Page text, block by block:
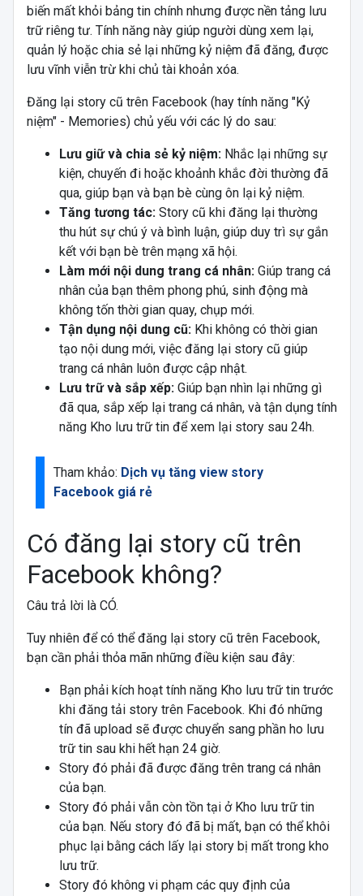
biến mất khỏi bảng tin chính nhưng được nền tảng lưu
trữ riêng tư. Tính năng này giúp người dùng xem lại,
quản lý hoặc chia sẻ lại những kỷ niệm đã đăng, được
lưu vĩnh viễn trừ khi chủ tài khoản xóa.
Đăng lại story cũ trên Facebook (hay tính năng "Kỷ
niệm" - Memories) chủ yếu với các lý do sau:
Lưu giữ và chia sẻ kỷ niệm: Nhắc lại những sự
kiện, chuyến đi hoặc khoảnh khắc đời thường đã
qua, giúp bạn và bạn bè cùng ôn lại kỷ niệm.
Tăng tương tác: Story cũ khi đăng lại thường
thu hút sự chú ý và bình luận, giúp duy trì sự gắn
kết với bạn bè trên mạng xã hội.
Làm mới nội dung trang cá nhân: Giúp trang cá
nhân của bạn thêm phong phú, sinh động mà
không tốn thời gian quay, chụp mới.
Tận dụng nội dung cũ: Khi không có thời gian
tạo nội dung mới, việc đăng lại story cũ giúp
trang cá nhân luôn được cập nhật.
Lưu trữ và sắp xếp:Giúp bạn nhìn lại những gì
đã qua, sắp xếp lại trang cá nhân, và tận dụng tính
năng Kho lưu trữ tin để xem lại story sau 24h.
Tham khảo: Dịch vụ tăng view story
Facebook giá rẻ
Có đăng lại story cũ trên
Facebook không?
Câu trả lời là CÓ.
Tuy nhiên để có thể đăng lại story cũ trên Facebook,
bạn cần phải thỏa mãn những điều kiện sau đây:
Bạn phải kích hoạt tính năng Kho lưu trữ tin trước
khi đăng tải story trên Facebook. Khi đó những
tín đã upload sẽ được chuyển sang phần ho lưu
trữ tin sau khi hết hạn 24 giờ.
Story đó phải đã được đăng trên trang cá nhân
của bạn.
Story đó phải vẫn còn tồn tại ở Kho lưu trữ tin
của bạn. Nếu story đó đã bị mất, bạn có thể khôi
phục lại bằng cách lấy lại story bị mất trong kho
lưu trữ.
Story đó không vi phạm các quy định của